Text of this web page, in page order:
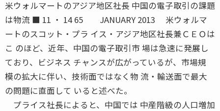
米ウォルマートのアジア地区社長 中国の電子取引の課題
は物流 ■ 11 ・ 14 65 JANUARY 2013 米ウォルマ
ートのスコット・プラ イス・アジア地区社長兼ＣＥＯは
こ のほど、近年、中国の電子取引市 場は急速に発展し
ており、ビジネス チャンスが広がっているが、市場規
模の拡大に伴い、技術面ではなく物 流・輸送面で最大
の問題に直面して いると述べた。
プライス社長によると、中国では 中産階級の人口増加